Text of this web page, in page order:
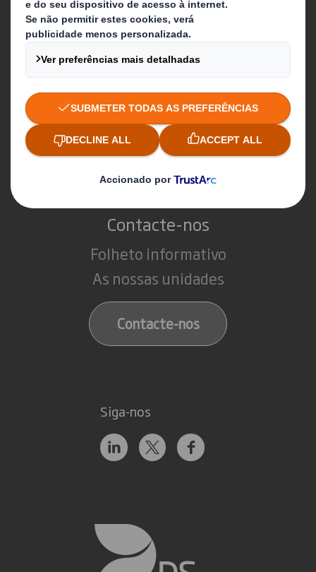
Candidaturas
O que fazemos
Soluções de packaging
Produtos de papel
Serviços de reciclagem
Contacte-nos
Folheto informativo
As nossas unidades
Contacte-nos
Siga-nos